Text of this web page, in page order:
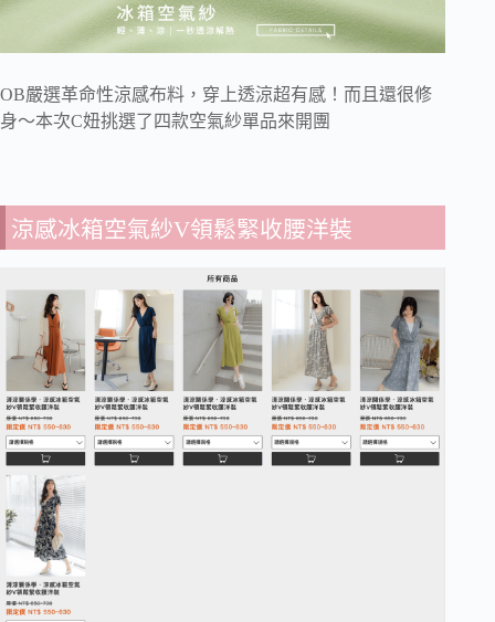
OB嚴選革命性涼感布料，穿上透涼超有感！而且還很修
身～本次C妞挑選了四款空氣紗單品來開團
涼感冰箱空氣紗V領鬆緊收腰洋裝